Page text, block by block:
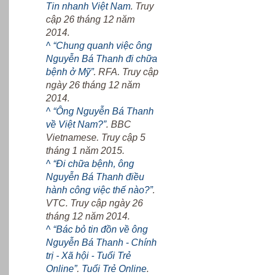
Tin nhanh Việt Nam. Truy
cập 26 tháng 12 năm
2014.
^ “Chung quanh việc ông
Nguyễn Bá Thanh đi chữa
bệnh ở Mỹ”. RFA. Truy cập
ngày 26 tháng 12 năm
2014.
^ “Ông Nguyễn Bá Thanh
về Việt Nam?”. BBC
Vietnamese. Truy cập 5
tháng 1 năm 2015.
^ “Đi chữa bệnh, ông
Nguyễn Bá Thanh điều
hành công việc thế nào?”.
VTC. Truy cập ngày 26
tháng 12 năm 2014.
^ “Bác bỏ tin đồn về ông
Nguyễn Bá Thanh - Chính
trị - Xã hội - Tuổi Trẻ
Online”. Tuổi Trẻ Online.